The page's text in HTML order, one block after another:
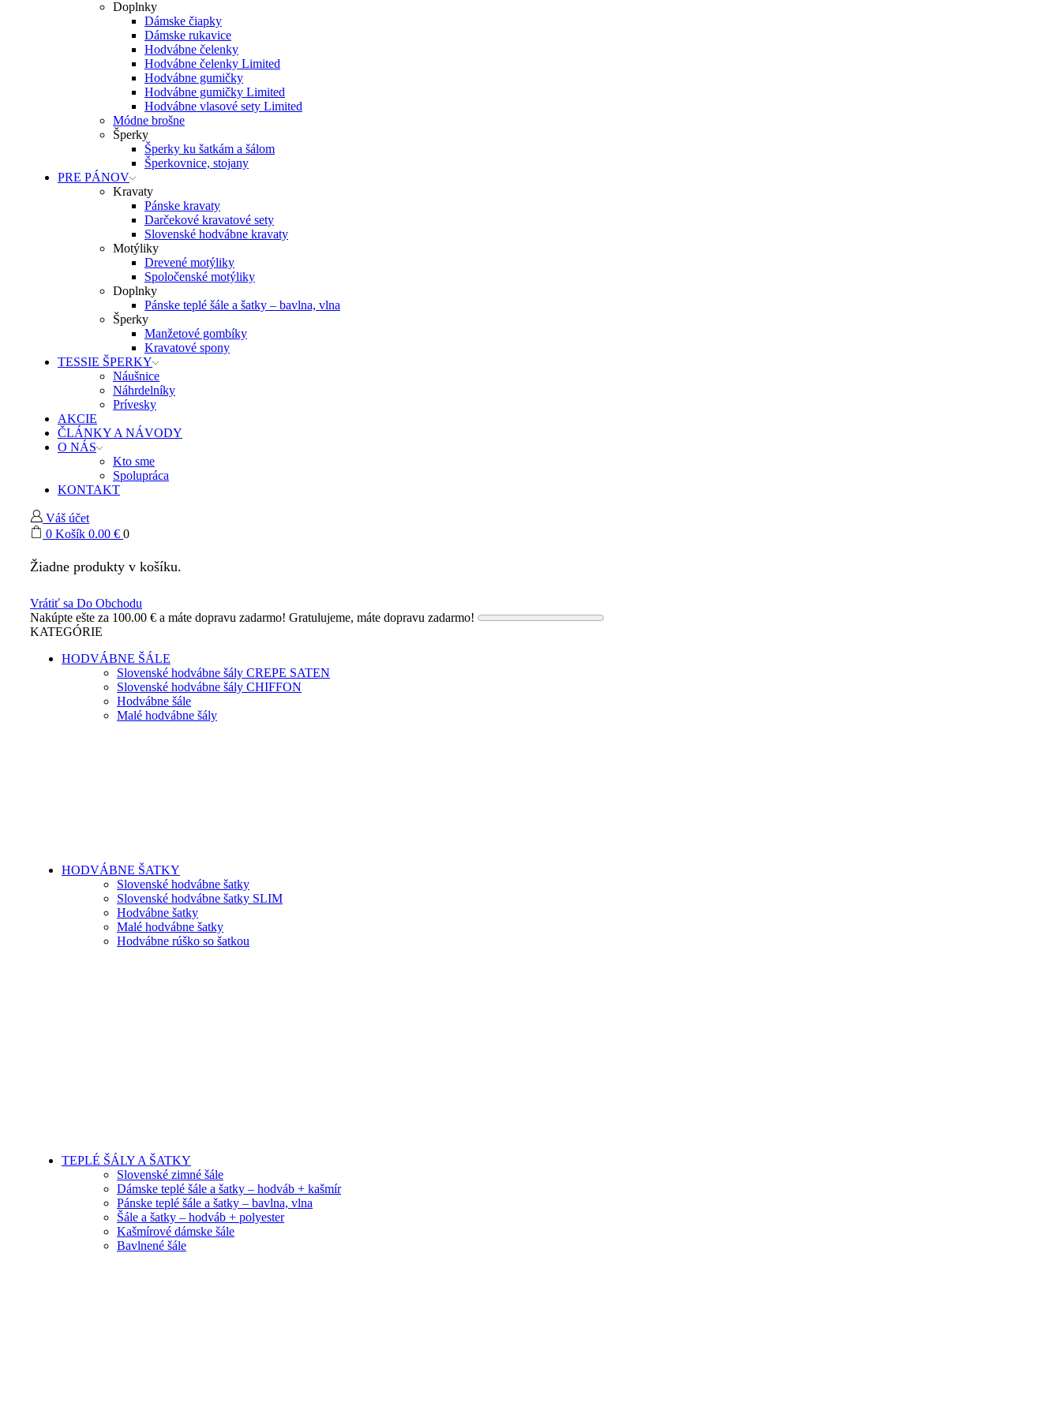
Doplnky
Dámske čiapky
Dámske rukavice
Hodvábne čelenky
Hodvábne čelenky Limited
Hodvábne gumičky
Hodvábne gumičky Limited
Hodvábne vlasové sety Limited
Módne brošne
Šperky
Šperky ku šatkám a šálom
Šperkovnice, stojany
PRE PÁNOV
Kravaty
Pánske kravaty
Darčekové kravatové sety
Slovenské hodvábne kravaty
Motýliky
Drevené motýliky
Spoločenské motýliky
Doplnky
Pánske teplé šále a šatky – bavlna, vlna
Šperky
Manžetové gombíky
Kravatové spony
TESSIE ŠPERKY
Náušnice
Náhrdelníky
Prívesky
AKCIE
ČLÁNKY A NÁVODY
O NÁS
Kto sme
Spolupráca
KONTAKT
Váš účet
0 Košík 0.00 € 0
Žiadne produkty v košíku.
Vrátiť sa Do Obchodu
Nakúpte ešte za 100.00 € a máte dopravu zadarmo! Gratulujeme, máte dopravu zadarmo!
KATEGÓRIE
HODVÁBNE ŠÁLE
Slovenské hodvábne šály CREPE SATEN
Slovenské hodvábne šály CHIFFON
Hodvábne šále
Malé hodvábne šály
HODVÁBNE ŠATKY
Slovenské hodvábne šatky
Slovenské hodvábne šatky SLIM
Hodvábne šatky
Malé hodvábne šatky
Hodvábne rúško so šatkou
TEPLÉ ŠÁLY A ŠATKY
Slovenské zimné šále
Dámske teplé šále a šatky – hodváb + kašmír
Pánske teplé šále a šatky – bavlna, vlna
Šále a šatky – hodváb + polyester
Kašmírové dámske šále
Bavlnené šále